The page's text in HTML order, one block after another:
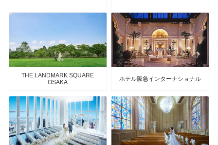
THE LANDMARK SQUARE
OSAKA
ホテル阪急インターナショナル